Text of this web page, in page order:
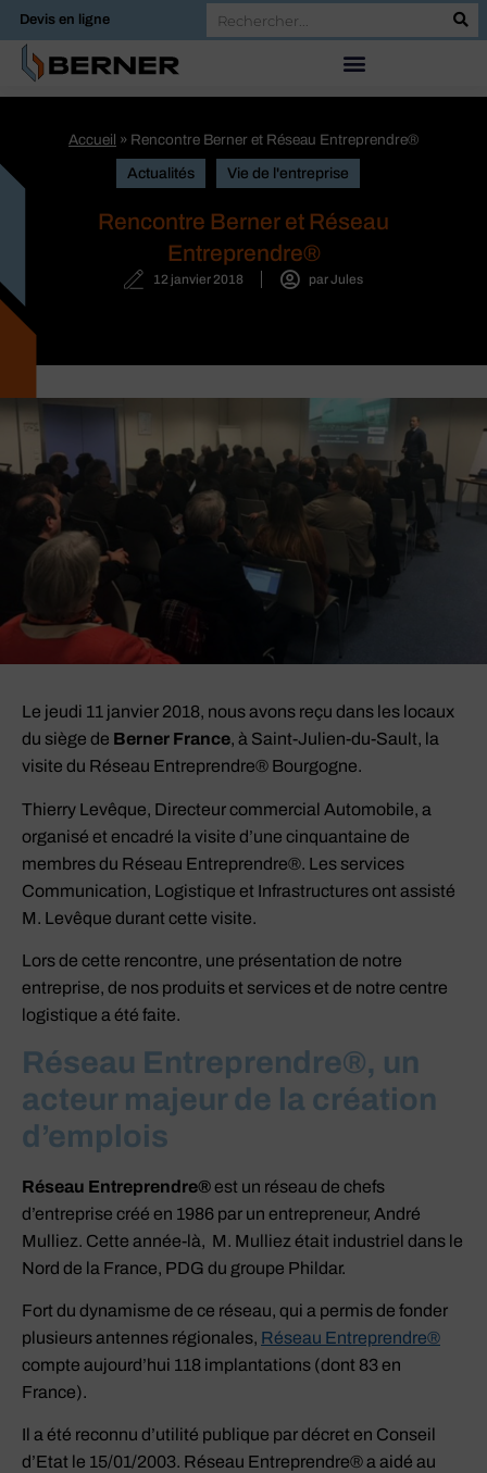
Devis en ligne
Accueil » Rencontre Berner et Réseau Entreprendre®
Actualités Vie de l'entreprise
Rencontre Berner et Réseau
Entreprendre®
12 janvier 2018 parJules
Le jeudi 11 janvier 2018, nous avons reçu dans les locaux
du siège de Berner France, à Saint-Julien-du-Sault, la
visite du Réseau Entreprendre® Bourgogne.
Thierry Levêque, Directeur commercial Automobile, a
organisé et encadré la visite d’une cinquantaine de
membres du Réseau Entreprendre®. Les services
Communication, Logistique et Infrastructures ont assisté
M. Levêque durant cette visite.
Lors de cette rencontre, une présentation de notre
entreprise, de nos produits et services et de notre centre
logistique a été faite.
Réseau Entreprendre®, un
acteur majeur de la création
d’emplois
Réseau Entreprendre®est un réseau de chefs
d’entreprise créé en 1986 par un entrepreneur, André
Mulliez. Cette année-là, M. Mulliez était industriel dans le
Nord de la France, PDG du groupe Phildar.
Fort du dynamisme de ce réseau, qui a permis de fonder
plusieurs antennes régionales, Réseau Entreprendre®
compte aujourd’hui 118 implantations (dont 83 en
France).
Il a été reconnu d’utilité publique par décret en Conseil
d’Etat le 15/01/2003. Réseau Entreprendre® a aidé au